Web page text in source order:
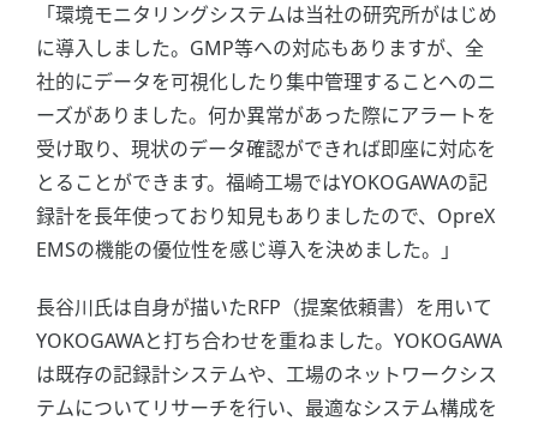
「環境モニタリングシステムは当社の研究所がはじめ
に導入しました。GMP等への対応もありますが、全
社的にデータを可視化したり集中管理することへのニ
ーズがありました。何か異常があった際にアラートを
受け取り、現状のデータ確認ができれば即座に対応を
とることができます。福崎工場ではYOKOGAWAの記
録計を長年使っており知見もありましたので、OpreX
EMSの機能の優位性を感じ導入を決めました。」
長谷川氏は自身が描いたRFP（提案依頼書）を用いて
YOKOGAWAと打ち合わせを重ねました。YOKOGAWA
は既存の記録計システムや、工場のネットワークシス
テムについてリサーチを行い、最適なシステム構成を